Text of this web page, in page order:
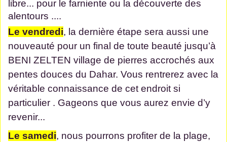
libre... pour le farniente ou la découverte des
alentours ....
Le vendredi, la dernière étape sera aussi une
nouveauté pour un final de toute beauté jusqu’à
BENI ZELTEN village de pierres accrochés aux
pentes douces du Dahar. Vous rentrerez avec la
véritable connaissance de cet endroit si
particulier . Gageons que vous aurez envie d’y
revenir...
Le samedi, nous pourrons profiter de la plage,